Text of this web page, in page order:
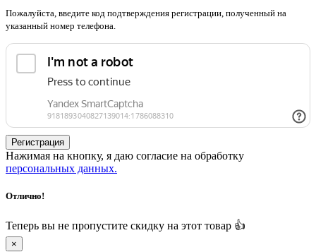
Пожалуйста, введите код подтверждения регистрации, полученный на
указанный номер телефона.
Регистрация
Нажимая на кнопку, я даю согласие на обработку
персональных данных.
Отлично!
Теперь вы не пропустите скидку на этот товар 👍
×